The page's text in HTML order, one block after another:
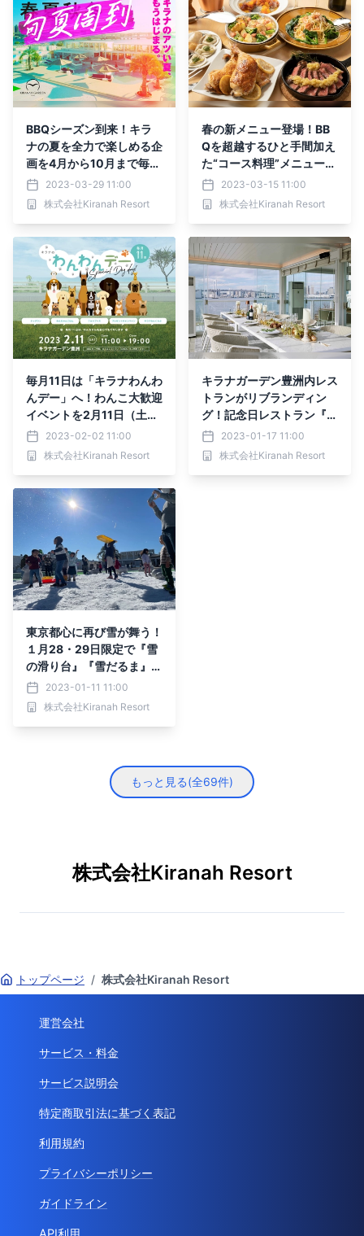
BBQシーズン到来！キラ
ナの夏を全力で楽しめる企
画を4月から10月まで毎月
発表【キラナガーデン豊
洲】
2023-03-29 11:00
株式会社Kiranah Resort
春の新メニュー登場！BB
Qを超越するひと手間加え
た“コース料理”メニューを
4月1日より提供スタート
【キラナガーデン豊洲】
2023-03-15 11:00
株式会社Kiranah Resort
毎月11日は「キラナわんわ
んデー」へ！わんこ大歓迎
イベントを2月11日（土）
に初回開催【キラナガーデ
ン豊洲】
2023-02-02 11:00
株式会社Kiranah Resort
キラナガーデン豊洲内レス
トランがリブランディン
グ！記念日レストラン『C
REA（クレア）』2023年
1月16日（月）リニューア
ルオープン
2023-01-17 11:00
株式会社Kiranah Resort
東京都心に再び雪が舞う！
１月28・29日限定で『雪
の滑り台』『雪だるま』が
登場する雪遊びイベント開
催【キラナガーデン豊洲】
2023-01-11 11:00
株式会社Kiranah Resort
もっと見る(全69件)
株式会社Kiranah Resort
トップページ / 株式会社Kiranah Resort
運営会社
サービス・料金
サービス説明会
特定商取引法に基づく表記
利用規約
プライバシーポリシー
ガイドライン
API利用